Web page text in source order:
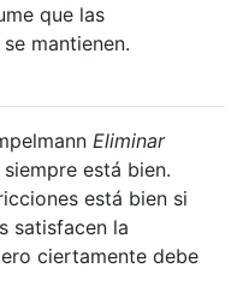
que las
mantienen.
Eliminar
está bien.
está bien si
satisfacen la
ciertamente debe